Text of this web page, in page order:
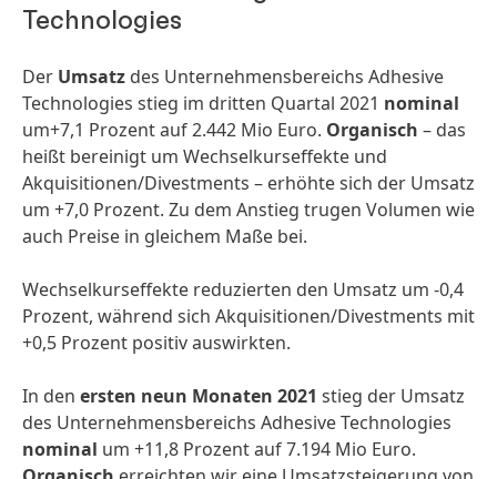
Technologies
Der Umsatz des Unternehmens­bereichs Adhesive
Technologies stieg im dritten Quartal 2021 nominal
um+7,1 Prozent auf 2.442 Mio Euro. Organisch – das
heißt bereinigt um Wechsel­kurseffekte und
Akquisitionen/­Divestments – erhöhte sich der Umsatz
um +7,0 Prozent. Zu dem Anstieg trugen Volumen wie
auch Preise in gleichem Maße bei.
Wechselkurs­effekte reduzierten den Umsatz um -0,4
Prozent, während sich Akquisitionen/­Divestments mit
+0,5 Prozent positiv auswirkten.
In den ersten neun Monaten 2021 stieg der Umsatz
des Unternehmens­bereichs Adhesive Technologies
nominal um +11,8 Prozent auf 7.194 Mio Euro.